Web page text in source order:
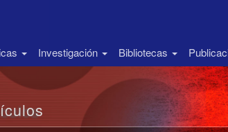
Investigación Bibliotecas